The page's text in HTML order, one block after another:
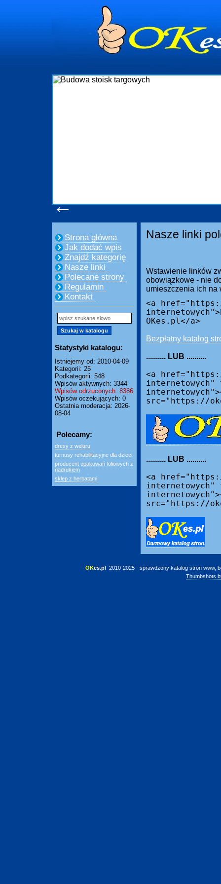
←
Strona główna
Jak dodać wpis
Znajdź kategorię
Nasze linki
Polecane strony
Regulamin
Kontakt
Statystyki katalogu:
Istniejemy od: 2010-04-09
Kategorii: 25
Podkategorii: 548
Wpisów aktywnych: 3344
Wpisów odrzuconych: 8386
Wpisów oczekujących: 0
Ostatnia moderacja: 2026-
08-04
Polecamy:
dresy z weluru
turnusy rehabilitacyjne dla dzieci
producent opakowań foliowych z
nadrukiem
sklep z herbatami
Nasze linki
Wstawienie linków
obowiązkowe - nie
umieszczenia ich na
<a
OKes.pl</a>
Bezpłatny katalog
.......... LUB ..........
<a
internetowych"
src="https://
.......... LUB ..........
<a
internetowych"
src="https://
OKes.pl 2010-2025 - sprawdzony katalog stron www,
Thumbshots